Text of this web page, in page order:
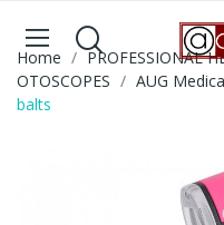
Home PROFESSIONAL
OTOSCOPES
AUG
balts